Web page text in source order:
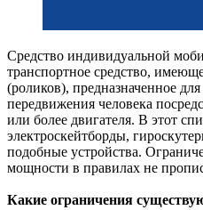
Средство индивидуальной
транспортное средство,
(роликов), предназначенное
передвижения человека
или более двигателя. В этот
электроскейтборды,
подобные устройства.
мощности в правилах не
Какие ограничения